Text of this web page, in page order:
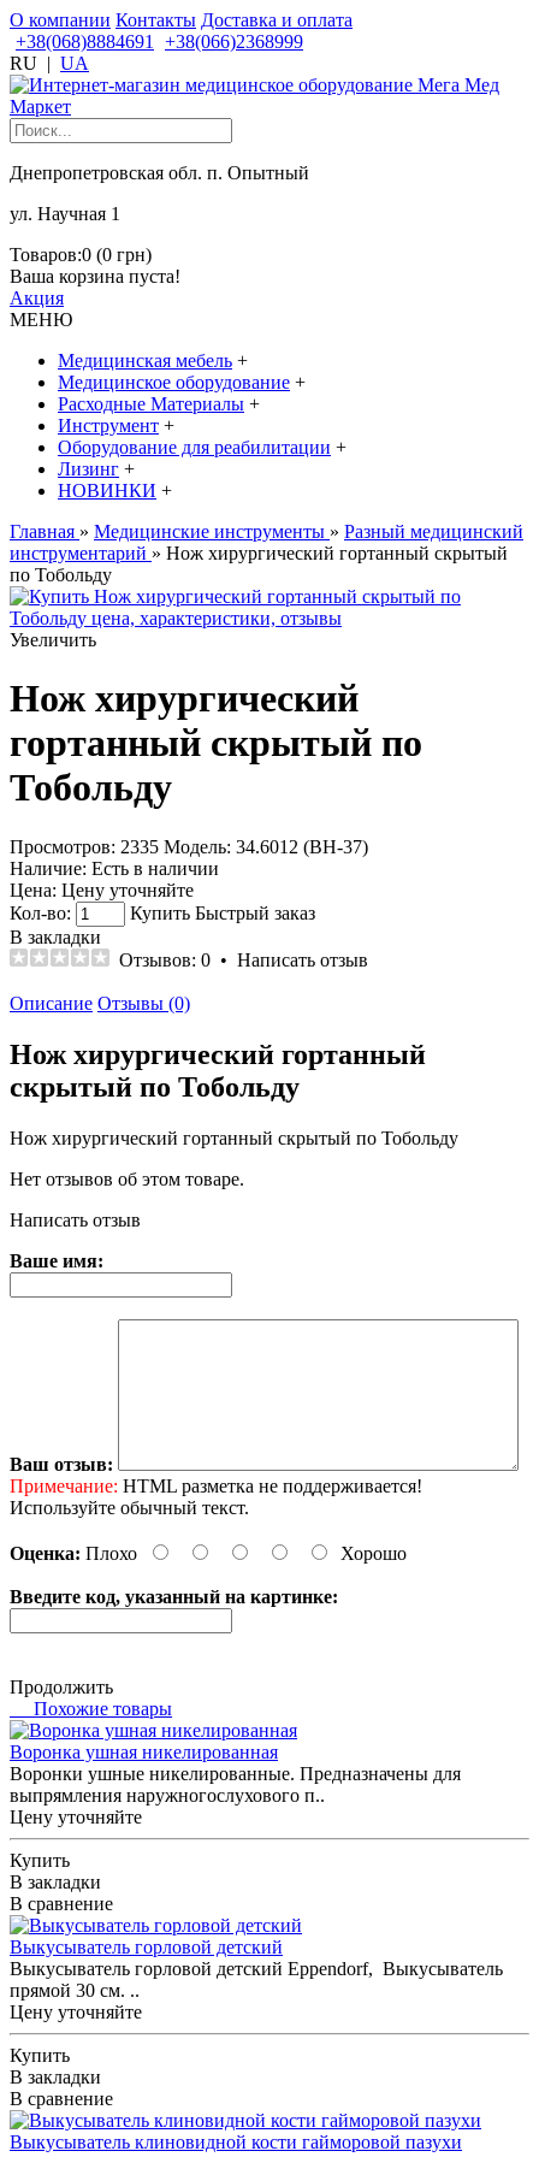
О компании Контакты Доставка и оплата
+38(068)8884691
+38(066)2368999
RU | UA
Днепропетровская обл. п. Опытный
ул. Научная 1
Товаров:0 (0 грн)
Ваша корзина пуста!
Акция
МЕНЮ
Медицинская мебель +
Медицинское оборудование +
Расходные Материалы +
Инструмент +
Оборудование для реабилитации +
Лизинг +
НОВИНКИ +
Главная » Медицинские инструменты » Разный медицинский
инструментарий » Нож хирургический гортанный скрытый
по Тобольду
Увеличить
Нож хирургический
гортанный скрытый по
Тобольду
Просмотров: 2335 Модель: 34.6012 (ВН-37)
Наличие: Есть в наличии
Цена: Цену уточняйте
Кол-во:
Купить Быстрый заказ
В закладки
Отзывов: 0 • Написать отзыв
Описание Отзывы (0)
Нож хирургический гортанный
скрытый по Тобольду
Нож хирургический гортанный скрытый по Тобольду
Нет отзывов об этом товаре.
Написать отзыв
Ваше имя:
Ваш отзыв:
Примечание: HTML разметка не поддерживается!
Используйте обычный текст.
Оценка: Плохо Хорошо
Введите код, указанный на картинке:
Продолжить
Похожие товары
Воронка ушная никелированная
Воронки ушные никелированные. Предназначены для
выпрямления наружногослухового п..
Цену уточняйте
Купить
В закладки
В сравнение
Выкусыватель горловой детский
Выкусыватель горловой детский Eppendorf, Выкусыватель
прямой 30 см. ..
Цену уточняйте
Купить
В закладки
В сравнение
Выкусыватель клиновидной кости гайморовой пазухи